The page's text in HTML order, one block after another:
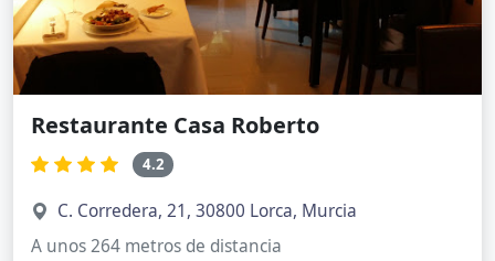
Restaurante Casa Roberto
4.2
C. Corredera, 21, 30800 Lorca, Murcia
A unos 264 metros de distancia